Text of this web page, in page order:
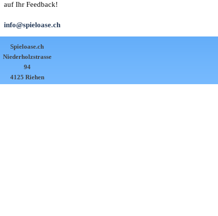
auf Ihr Feedback!
info@spieloase.ch
Spieloase.ch
Niederholzstrasse
94
4125 Riehen